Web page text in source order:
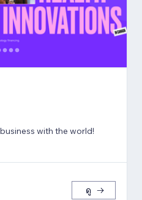
with the world!
ดู